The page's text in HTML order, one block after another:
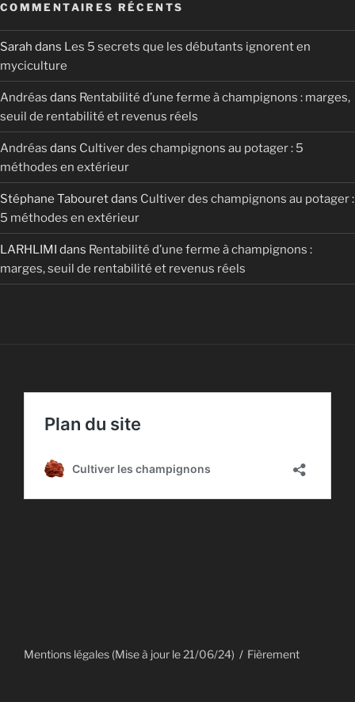
COMMENTAIRES RÉCENTS
Sarah dans Les 5 secrets que les débutants ignorent en
myciculture
Andréas dans Rentabilité d’une ferme à champignons : marges,
seuil de rentabilité et revenus réels
Andréas dans Cultiver des champignons au potager : 5
méthodes en extérieur
Stéphane Tabouretdans Cultiver des champignons au potager :
5 méthodes en extérieur
LARHLIMI dans Rentabilité d’une ferme à champignons :
marges, seuil de rentabilité et revenus réels
Mentions légales (Mise à jour le 21/06/24)
Fièrement